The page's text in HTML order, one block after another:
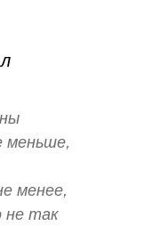
меньше,
менее,
не так